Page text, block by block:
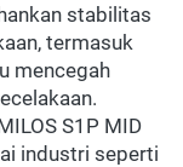
stabilitas
termasuk
mencegah
S1P MID
industri seperti